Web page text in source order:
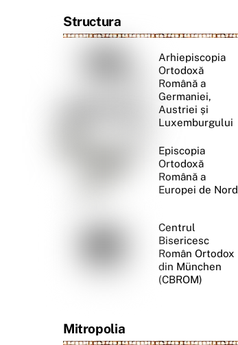
Structura
Arhiepiscopia
Ortodoxă
Română a
Germaniei,
Austriei și
Luxemburgului
Episcopia
Ortodoxă
Română a
Europei de Nord
Centrul
Bisericesc
Român Ortodox
din München
(CBROM)
Mitropolia